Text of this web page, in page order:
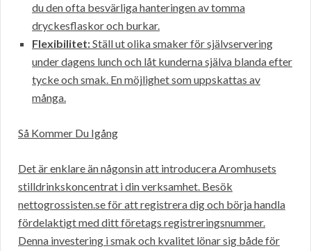
du den ofta besvärliga hanteringen av tomma
dryckesflaskor och burkar.
Flexibilitet:Ställ ut olika smaker för självservering
under dagens lunch och låt kunderna själva blanda efter
tycke och smak. En möjlighet som uppskattas av
många.
Så Kommer Du Igång
Det är enklare än någonsin att introducera Aromhusets
stilldrinkskoncentrat i din verksamhet. Besök
nettogrossisten.se för att registrera dig och börja handla
fördelaktigt med ditt företags registreringsnummer.
Denna investering i smak och kvalitet lönar sig både för